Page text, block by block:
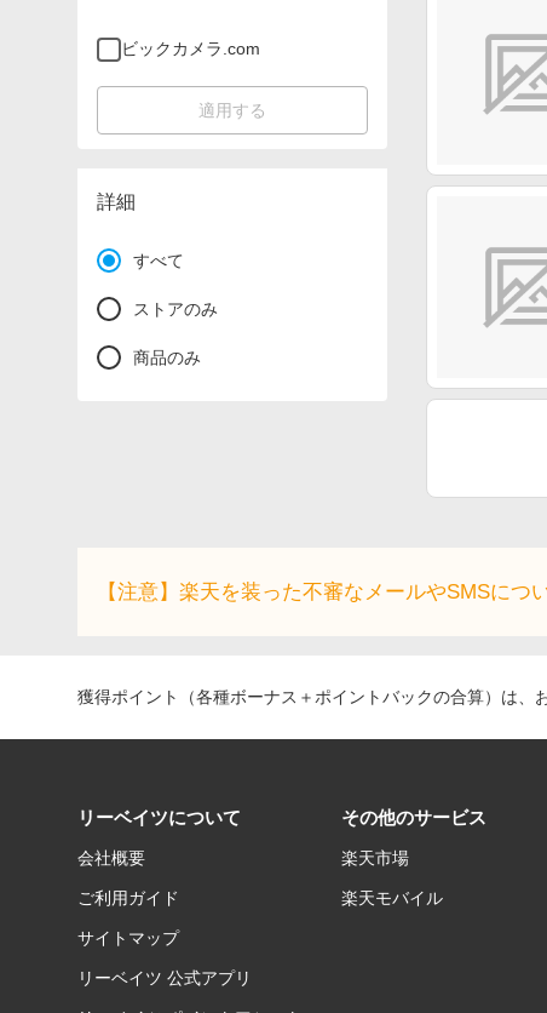
ビックカメラ.com
適用する
詳細
すべて
ストアのみ
商品のみ
【注意】楽天を装った不審なメールやSMSにつ
獲得ポイント（各種ボーナス＋ポイントバックの合算）は
リーベイツについて
会社概要
ご利用ガイド
サイトマップ
リーベイツ 公式アプリ
その他のサービス
楽天市場
楽天モバイル